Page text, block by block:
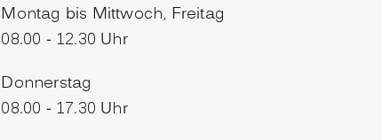
Montag bis Mittwoch, Freitag
08.00 - 12.30 Uhr
Donnerstag
08.00 - 17.30 Uhr